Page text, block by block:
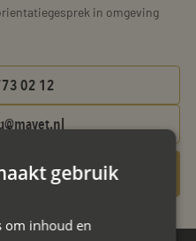
in omgeving
02 12
aanvragen
gebruik
om inhoud en